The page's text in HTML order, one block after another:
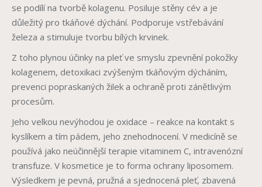
se podílí na tvorbě kolagenu. Posiluje stěny cév a je
důležitý pro tkáňové dýchání. Podporuje vstřebávání
železa a stimuluje tvorbu bílých krvinek.
Z toho plynou účinky na pleť ve smyslu zpevnění pokožky
kolagenem, detoxikaci zvýšeným tkáňovým dýcháním,
prevenci popraskaných žilek a ochraně proti zánětlivým
procesům.
Jeho velkou nevýhodou je oxidace – reakce na kontakt s
kyslíkem a tím pádem, jeho znehodnocení. V medicíně se
používá jako neúčinnější terapie vitaminem C, intravenózní
transfuze. V kosmetice je to forma ochrany liposomem.
Výsledkem je pevná, pružná a sjednocená pleť, zbavená